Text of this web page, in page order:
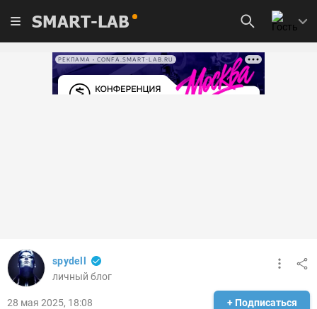
SMART-LAB
РЕКЛАМА • CONFA.SMART-LAB.RU
spydell
личный блог
28 мая 2025, 18:08 + Подписаться